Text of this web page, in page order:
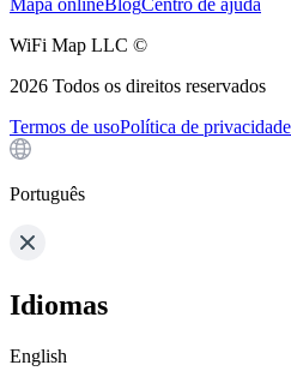
WiFi Map LLC ©
2026 Todos os direitos reservados
Termos de usoPolítica de privacidade
Português
Idiomas
English